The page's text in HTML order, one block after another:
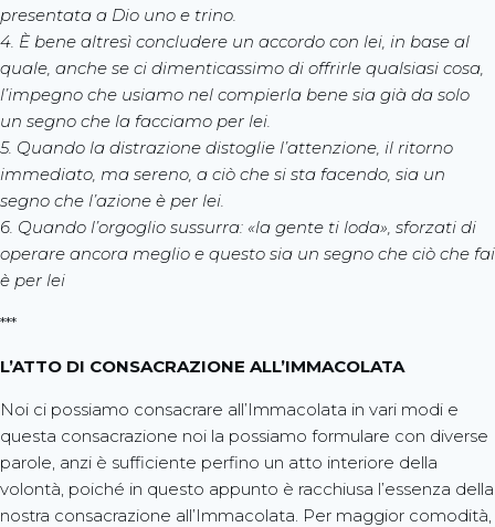
presentata a Dio uno e trino.
4. È bene altresì concludere un accordo con lei, in base al
quale, anche se ci dimenticassimo di offrirle qualsiasi cosa,
l’impegno che usiamo nel compierla bene sia già da solo
un segno che la facciamo per lei.
5. Quando la distrazione distoglie l’attenzione, il ritorno
immediato, ma sereno, a ciò che si sta facendo, sia un
segno che l’azione è per lei.
6. Quando l’orgoglio sussurra: «la gente ti loda», sforzati di
operare ancora meglio e questo sia un segno che ciò che fai
è per lei
***
L’ATTO DI CONSACRAZIONE ALL’IMMACOLATA
Noi ci possiamo consacrare all’Immacolata in vari modi e
questa consacrazione noi la possiamo formulare con diverse
parole, anzi è sufficiente perfino un atto interiore della
volontà, poiché in questo appunto è racchiusa l’essenza della
nostra consacrazione all’Immacolata. Per maggior comodità,